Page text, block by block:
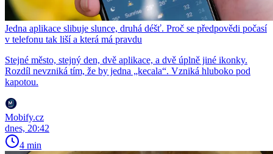
Jedna aplikace slibuje slunce, druhá déšť. Proč se předpovědi počasí
v telefonu tak liší a která má pravdu
Stejné město, stejný den, dvě aplikace, a dvě úplně jiné ikonky.
Rozdíl nevzniká tím, že by jedna „kecala“. Vzniká hluboko pod
kapotou.
Mobify.cz
dnes, 20:42
4 min